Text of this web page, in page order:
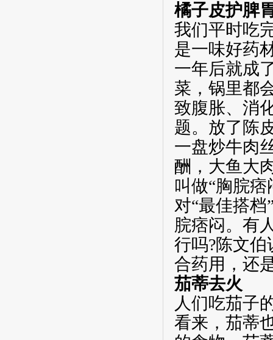
橘子皮护脾
我们平时吃
是一味好药
一年后就成
菜，锅里都
致腹胀、消
题。放了陈
一盘炒牛肉
酬，大鱼大
叫做“胸脘
对“最佳搭档
脘痞闷。有
行吗?陈文伯
合药用，还
茄蒂去火
人们吃茄子
看来，茄蒂